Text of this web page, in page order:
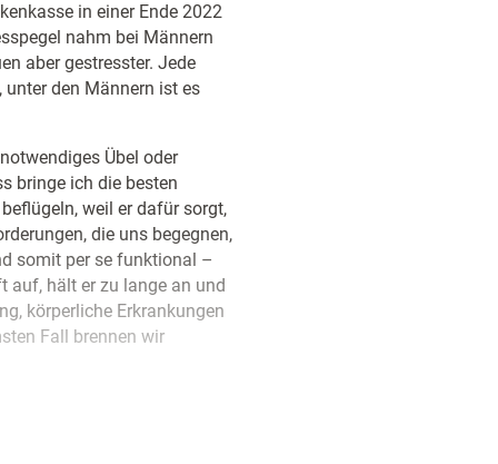
in einer Ende 2022
nahm bei Männern
aber gestresster. Jede
den Männern ist es
Übel oder
bringe ich die besten
weil er dafür sorgt,
die uns begegnen,
somit per se funktional –
auf, hält er zu lange an und
körperliche Erkrankungen
Fall brennen wir